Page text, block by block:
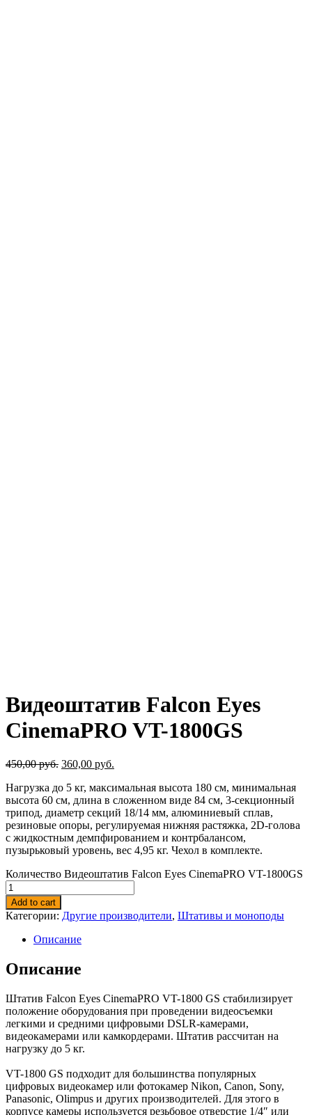
Видеоштатив Falcon Eyes
CinemaPRO VT-1800GS
450,00руб. 360,00 руб.
Нагрузка до 5 кг, максимальная высота 180 см, минимальная
высота 60 см, длина в сложенном виде 84 см, 3-секционный
трипод, диаметр секций 18/14 мм, алюминиевый сплав,
резиновые опоры, регулируемая нижняя растяжка, 2D-голова
с жидкостным демпфированием и контрбалансом,
пузырьковый уровень, вес 4,95 кг. Чехол в комплекте.
Количество Видеоштатив Falcon Eyes CinemaPRO VT-1800GS
Add to cart
Категории: Другие производители, Штативы и моноподы
Описание
Описание
Штатив Falcon Eyes CinemaPRO VT-1800 GS стабилизирует
положение оборудования при проведении видеосъемки
легкими и средними цифровыми DSLR-камерами,
видеокамерами или камкордерами. Штатив рассчитан на
нагрузку до 5 кг.
VT-1800 GS подходит для большинства популярных
цифровых видеокамер или фотокамер Nikon, Canon, Sony,
Panasonic, Olimpus и других производителей. Для этого в
корпусе камеры используется резьбовое отверстие 1/4″ или